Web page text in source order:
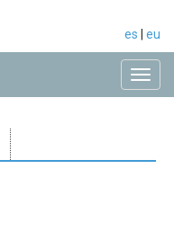
es eu